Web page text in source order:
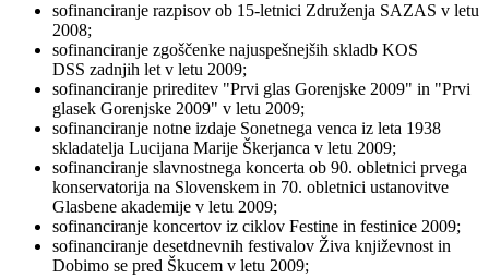
sofinanciranje razpisov ob 15-letnici Združenja SAZAS v letu
2008;
sofinanciranje zgoščenke najuspešnejših skladb KOS
DSS zadnjih let v letu 2009;
sofinanciranje prireditev "Prvi glas Gorenjske 2009" in "Prvi
glasek Gorenjske 2009" v letu 2009;
sofinanciranje notne izdaje Sonetnega venca iz leta 1938
skladatelja Lucijana Marije Škerjanca v letu 2009;
sofinanciranje slavnostnega koncerta ob 90. obletnici prvega
konservatorija na Slovenskem in 70. obletnici ustanovitve
Glasbene akademije v letu 2009;
sofinanciranje koncertov iz ciklov Festine in festinice 2009;
sofinanciranje desetdnevnih festivalov Živa književnost in
Dobimo se pred Škucem v letu 2009;